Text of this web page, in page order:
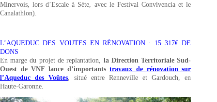
Minervois, lors d’Escale à Sète, avec le Festival Convivencia et le
Canalathlon).
L’AQUEDUC DES VOUTES EN RÉNOVATION : 15 317€ DE
DONS
En marge du projet de replantation, la Direction Territoriale Sud-
Ouest de VNF lance d’importantstravaux de rénovation sur
l’Aqueduc des Voûtes, situé entre Renneville et Gardouch, en
Haute-Garonne.